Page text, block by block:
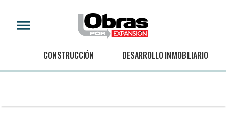
CONSTRUCCIÓN DESARROLLO INMOBILIARIO